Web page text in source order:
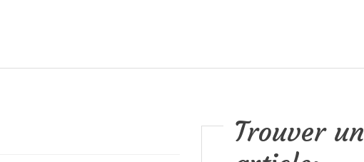
Trouver un